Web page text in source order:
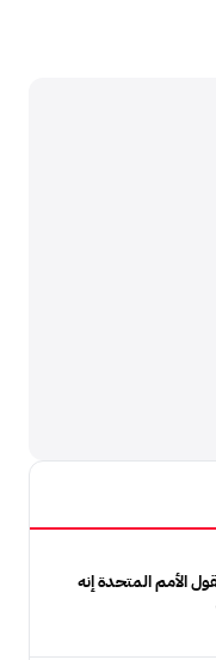
الأمم المتحدة إنه